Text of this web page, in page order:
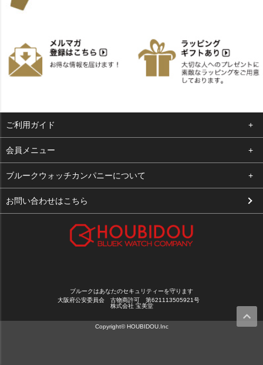
ご利用ガイド
よくある質問
支払い・送料
お客様の声
会員メニュー
ログイン
お気に入り
ブルークウォッチカンパニーについて
会社概要
お問い合わせはこちら
ブルークはあなたのセキュリティーを守ります
大阪府公安委員会 古物商許可 第621113505921号
株式会社 宝美堂
Copyright© HOUBIDOU.Inc